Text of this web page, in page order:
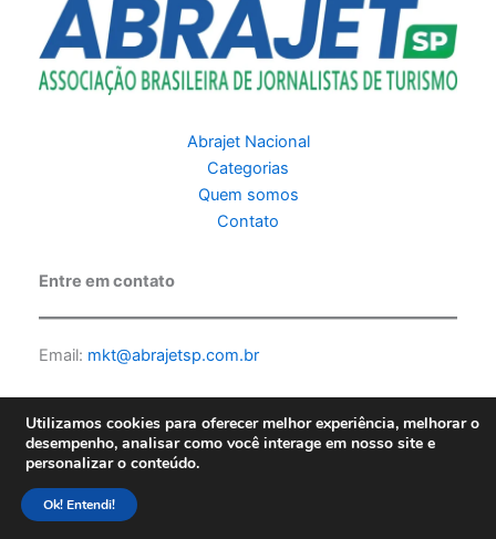
Abrajet Nacional
Categorias
Quem somos
Contato
Entre em contato
Email: mkt@abrajetsp.com.br
Copyright © 2026 Abrajet SP | Feito por PKScode |
Utilizamos cookies para oferecer melhor experiência, melhorar o
desempenho, analisar como você interage em nosso site e
personalizar o conteúdo.
Ok! Entendi!